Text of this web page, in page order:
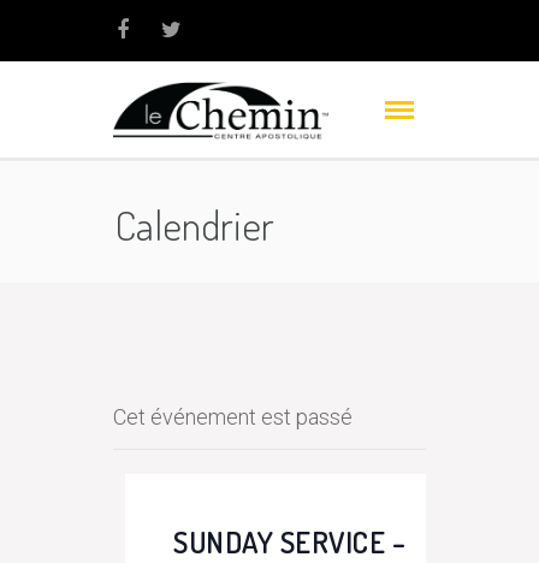
Calendrier
Cet événement est passé
SUNDAY SERVICE –